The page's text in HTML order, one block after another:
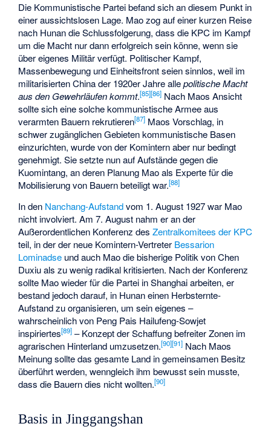
Die Kommunistische Partei befand sich an diesem Punkt in
einer aussichtslosen Lage. Mao zog auf einer kurzen Reise
nach Hunan die Schlussfolgerung, dass die KPC im Kampf
um die Macht nur dann erfolgreich sein könne, wenn sie
über eigenes Militär verfügt. Politischer Kampf,
Massenbewegung und Einheitsfront seien sinnlos, weil im
militarisierten China der 1920er Jahre allepolitische Macht
aus den Gewehrläufen kommt.[85][86] Nach Maos Ansicht
sollte sich eine solche kommunistische Armee aus
verarmten Bauern rekrutieren[87] Maos Vorschlag, in
schwer zugänglichen Gebieten kommunistische Basen
einzurichten, wurde von der Komintern aber nur bedingt
genehmigt. Sie setzte nun auf Aufstände gegen die
Kuomintang, an deren Planung Mao als Experte für die
Mobilisierung von Bauern beteiligt war.[88]
In den Nanchang-Aufstandvom 1. August 1927 war Mao
nicht involviert. Am 7. August nahm er an der
Außerordentlichen Konferenz desZentralkomitees der KPC
teil, in der der neue Komintern-Vertreter Bessarion
Lominadse und auch Mao die bisherige Politik von Chen
Duxiu als zu wenig radikal kritisierten. Nach der Konferenz
sollte Mao wieder für die Partei in Shanghai arbeiten, er
bestand jedoch darauf, in Hunan einen Herbsternte-
Aufstand zu organisieren, um sein eigenes –
wahrscheinlich von Peng Pais Hailufeng-Sowjet
inspiriertes[89] – Konzept der Schaffung befreiter Zonen im
agrarischen Hinterland umzusetzen.[90][91] Nach Maos
Meinung sollte das gesamte Land in gemeinsamen Besitz
überführt werden, wenngleich ihm bewusst sein musste,
dass die Bauern dies nicht wollten.[90]
Basis in Jinggangshan